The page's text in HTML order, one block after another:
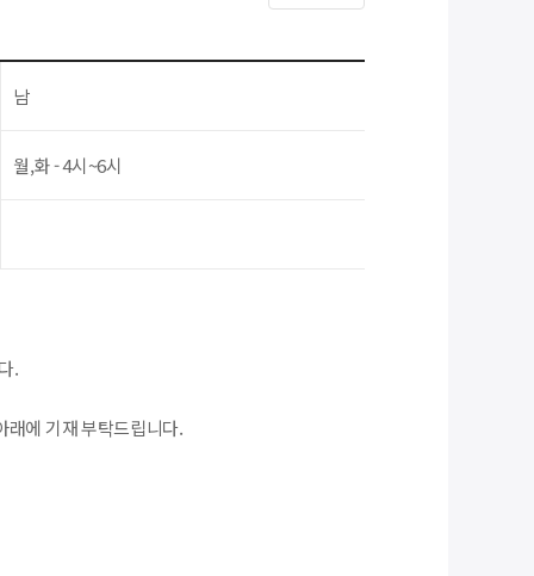
남
월,화 - 4시~6시
.
래에 기재 부탁드립니다.